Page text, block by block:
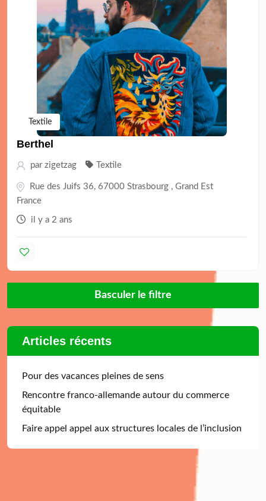
Textile
Berthel
par zigetzag Textile
Rue des Juifs 36, 67000 Strasbourg , Grand Est
France
il y a 2 ans
Basculer le filtre
Articles récents
Pour des vacances pleines de sens
Rencontre franco-allemande autour du commerce
équitable
Faire appel appel aux structures locales de l’inclusion